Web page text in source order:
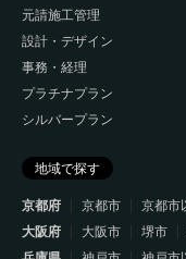
元請施工管理
設計・デザイン
事務・経理
プラチナプラン
シルバープラン
地域で探す
京都府
京都市
京都市
大阪府
大阪市 堺市